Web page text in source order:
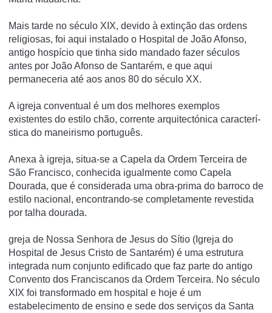
Mais tarde no século XIX, devido à extinção das ordens
religiosas, foi aqui instalado o Hospital de João Afonso,
antigo hospí­cio que tinha sido mandado fazer séculos
antes por João Afonso de Santarém, e que aqui
permaneceria até aos anos 80 do século XX.
A igreja conventual é um dos melhores exemplos
existentes do estilo chão, corrente arquitectónica caracterí­
stica do maneirismo português.
Anexa à igreja, situa-se a Capela da Ordem Terceira de
São Francisco, conhecida igualmente como Capela
Dourada, que é considerada uma obra-prima do barroco de
estilo nacional, encontrando-se completamente revestida
por talha dourada.
greja de Nossa Senhora de Jesus do Sítio (Igreja do
Hospital de Jesus Cristo de Santarém) é uma estrutura
integrada num conjunto edificado que faz parte do antigo
Convento dos Franciscanos da Ordem Terceira. No século
XIX foi transformado em hospital e hoje é um
estabelecimento de ensino e sede dos serviços da Santa